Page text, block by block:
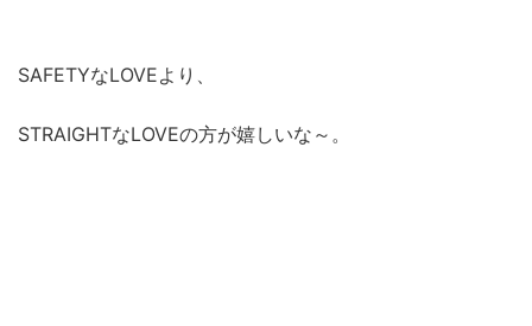
SAFETYなLOVEより、
STRAIGHTなLOVEの方が嬉しいな～。